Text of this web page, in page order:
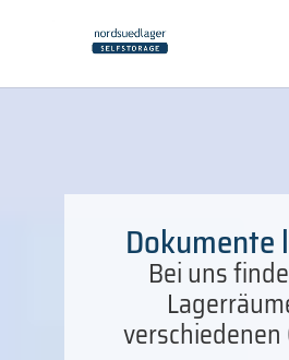
Dokumente
Bei uns
verschiedenen